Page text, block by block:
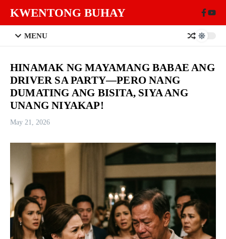
KWENTONG BUHAY
MENU
HINAMAK NG MAYAMANG BABAE ANG
DRIVER SA PARTY—PERO NANG
DUMATING ANG BISITA, SIYA ANG
UNANG NIYAKAP!
May 21, 2026